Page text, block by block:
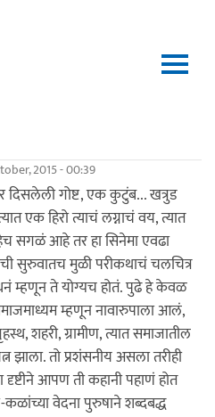
2015 - 00:39
गोष्ट, एक कुटुंब... खत्रुड
एक हिरो त्याचं लग्नाचं वय, त्यात
सगळं आहे तर हा सिनेमा एवढा
सुरुवातच मुळी परीकथाचं चलचित्र
म्हणून ते योग्यच होतं. पुढे हे केवळ
म्हणून नावारुपाला आलं,
शहरी, ग्रामीण, त्यात समाजातील
झाला. तो प्रशंसनीय असला तरीही
दृष्टीने आपण ती कहानी पहाणं होत
कळांच्या वेदना पुरुषाने शब्दबद्ध